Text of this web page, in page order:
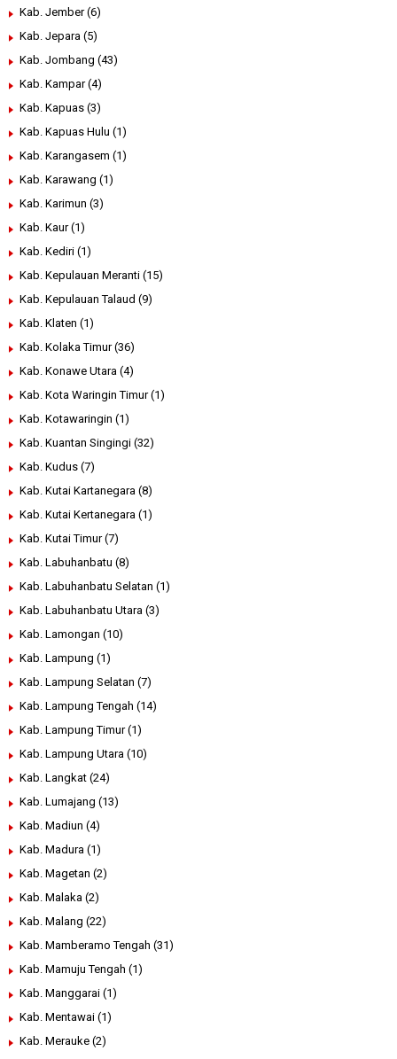
Kab. Jember (6)
Kab. Jepara (5)
Kab. Jombang (43)
Kab. Kampar (4)
Kab. Kapuas (3)
Kab. Kapuas Hulu (1)
Kab. Karangasem (1)
Kab. Karawang (1)
Kab. Karimun (3)
Kab. Kaur (1)
Kab. Kediri (1)
Kab. Kepulauan Meranti (15)
Kab. Kepulauan Talaud (9)
Kab. Klaten (1)
Kab. Kolaka Timur (36)
Kab. Konawe Utara (4)
Kab. Kota Waringin Timur (1)
Kab. Kotawaringin (1)
Kab. Kuantan Singingi (32)
Kab. Kudus (7)
Kab. Kutai Kartanegara (8)
Kab. Kutai Kertanegara (1)
Kab. Kutai Timur (7)
Kab. Labuhanbatu (8)
Kab. Labuhanbatu Selatan (1)
Kab. Labuhanbatu Utara (3)
Kab. Lamongan (10)
Kab. Lampung (1)
Kab. Lampung Selatan (7)
Kab. Lampung Tengah (14)
Kab. Lampung Timur (1)
Kab. Lampung Utara (10)
Kab. Langkat (24)
Kab. Lumajang (13)
Kab. Madiun (4)
Kab. Madura (1)
Kab. Magetan (2)
Kab. Malaka (2)
Kab. Malang (22)
Kab. Mamberamo Tengah (31)
Kab. Mamuju Tengah (1)
Kab. Manggarai (1)
Kab. Mentawai (1)
Kab. Merauke (2)